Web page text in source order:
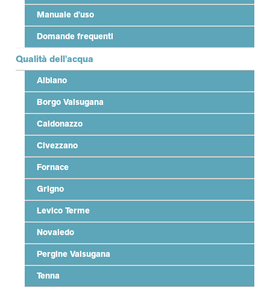
Manuale d'uso
Domande frequenti
Qualità dell'acqua
Albiano
Borgo Valsugana
Caldonazzo
Civezzano
Fornace
Grigno
Levico Terme
Novaledo
Pergine Valsugana
Tenna